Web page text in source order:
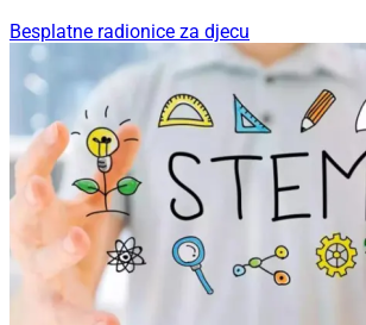
Besplatne radionice za djecu